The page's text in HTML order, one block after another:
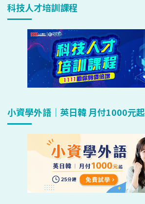
科技人才培訓課程
小資學外語｜英日韓 月付1000元起